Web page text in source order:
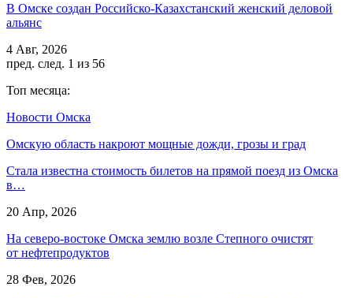
В Омске создан Российско‑Казахстанский женский деловой
альянс
4 Авг, 2026
пред. след. 1 из 56
Топ месяца:
Новости Омска
Омскую область накроют мощные дожди, грозы и град
Стала известна стоимость билетов на прямой поезд из Омска
в…
20 Апр, 2026
На северо-востоке Омска землю возле Степного очистят
от нефтепродуктов
28 Фев, 2026